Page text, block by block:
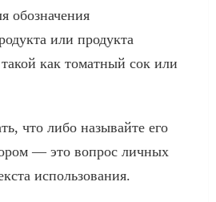
обозначения
или продукта
как томатный сок или
что либо называйте его
— это вопрос личных
использования.